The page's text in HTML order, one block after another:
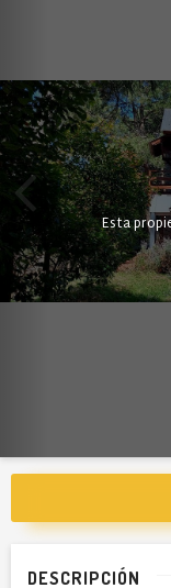
DESCRIPCIÓN